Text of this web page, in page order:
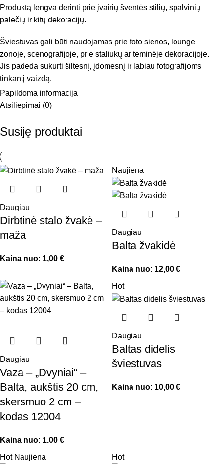
Produktą lengva derinti prie įvairių šventės stilių, spalvinių
palečių ir kitų dekoracijų.
Šviestuvas gali būti naudojamas prie foto sienos, lounge
zonoje, scenografijoje, prie staliukų ar teminėje dekoracijoje.
Jis padeda sukurti šiltesnį, įdomesnį ir labiau fotografijoms
tinkantį vaizdą.
Pagrindinė informacija
Skersmuo:50 cm
Maksimalus kiekis:
Pastaba: nuomojamų daiktų minimali nuomos trukmė įprastai
Paieškos žodžiai galimi:
nuomai, dekoratyvinis šviestuvas, pastatomas šviestuvas,
renginių apšvietimas, fotosesijų apšvietimas, scenos
dekoracija, šviesos dekoracija, led dekoracija, interjero
šviestuvas, event lighting, decor lamp, floor lamp, nuoma
renginiams, dekoracijų nuoma, švenčių dekoras, vestuvių
dekoracijos, fotosesijų rekvizitai, event decor rental.
Papildoma informacija
Atsiliepimai (0)
Susiję produktai
Daugiau
Dirbtinė stalo žvakė –
maža
Kaina nuo: 1,00 €
Naujiena
Daugiau
Balta žvakidė
Kaina nuo: 12,00 €
Daugiau
Vaza – „Dvyniai“ –
Balta, aukštis 20 cm,
skersmuo 2 cm –
kodas 12004
Kaina nuo: 1,00 €
Hot
Daugiau
Baltas didelis
šviestuvas
Kaina nuo: 10,00 €
Hot Naujiena Hot